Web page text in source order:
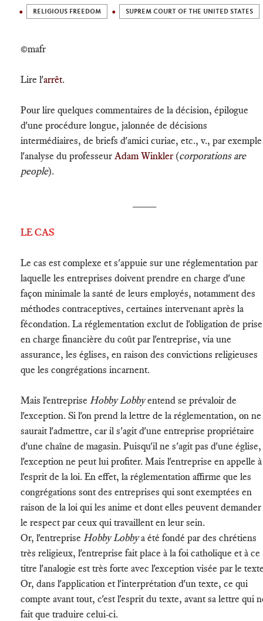
RELIGIOUS FREEDOM SUPREM COURT OF THE UNITED STATES
©mafr
Lire l'arrêt.
Pour lire quelques commentaires de la décision, épilogue
d'une procédure longue, jalonnée de décisions
intermédiaires, de briefs d'amici curiae, etc., v., par exemple
l'analyse du professeur Adam Winkler (corporations are
people).
LE CAS
Le cas est complexe et s'appuie sur une réglementation par
laquelle les entreprises doivent prendre en charge d'une
façon minimale la santé de leurs employés, notamment des
méthodes contraceptives, certaines intervenant après la
fécondation. La réglementation exclut de l'obligation de prise
en charge financière du coût par l'entreprise, via une
assurance, les églises, en raison des convictions religieuses
que les congrégations incarnent.
Mais l'entreprise Hobby Lobbyentend se prévaloir de
l'exception. Si l'on prend la lettre de la réglementation, on ne
saurait l'admettre, car il s'agit d'une entreprise propriétaire
d'une chaîne de magasin. Puisqu'il ne s'agit pas d'une église,
l'exception ne peut lui profiter. Mais l'entreprise en appelle à
l'esprit de la loi. En effet, la réglementation affirme que les
congrégations sont des entreprises qui sont exemptées en
raison de la loi qui les anime et dont elles peuvent demander
le respect par ceux qui travaillent en leur sein.
Or, l'entreprise Hobby Lobbya été fondé par des chrétiens
très religieux, l'entreprise fait place à la foi catholique et à ce
titre l'analogie est très forte avec l'exception visée par le
Or, dans l'application et l'interprétation d'un texte, ce qui
compte avant tout, c'est l'esprit du texte, avant sa lettre qui
fait que traduire celui-ci.